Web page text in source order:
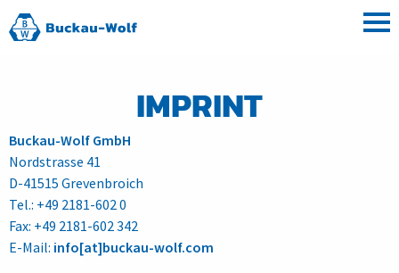
IMPRINT
Buckau-Wolf GmbH
Nordstrasse 41
D-41515 Grevenbroich
Tel.: +49 2181-602 0
Fax: +49 2181-602 342
E-Mail: info[at]buckau-wolf.com